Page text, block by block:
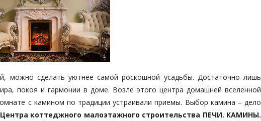
можно сделать уютнее самой роскошной усадьбы. Достаточно лишь
покоя и гармонии в доме. Возле этого центра домашней вселенной
с камином по традиции устраивали приемы. Выбор камина – дело
Центра коттеджного малоэтажного строительства ПЕЧИ. КАМИНЫ.